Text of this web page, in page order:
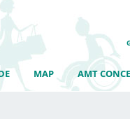
MAP AMT